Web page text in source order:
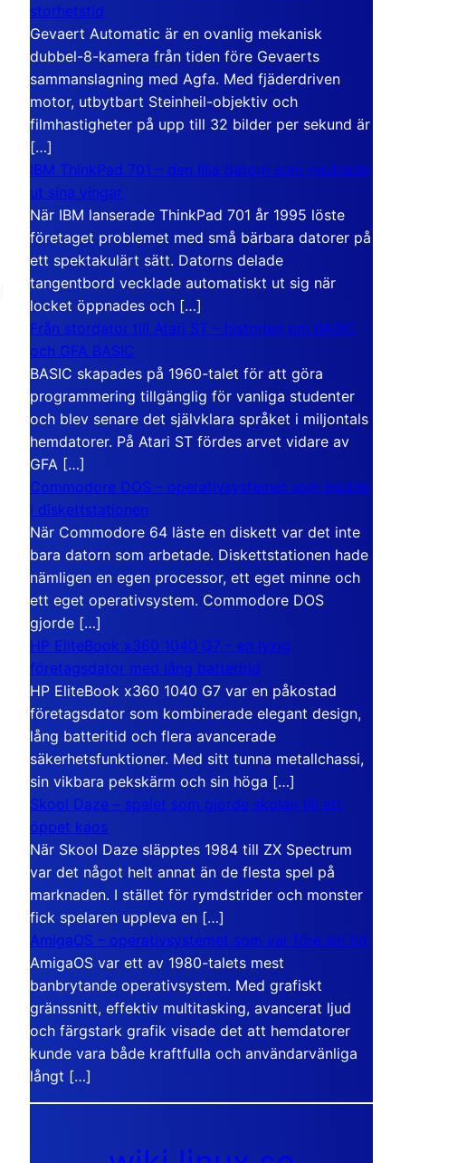
storhetstid
Gevaert Automatic är en ovanlig mekanisk
dubbel-8-kamera från tiden före Gevaerts
sammanslagning med Agfa. Med fjäderdriven
motor, utbytbart Steinheil-objektiv och
filmhastigheter på upp till 32 bilder per sekund är
[…]
IBM ThinkPad 701 – den lilla datorn som vecklade
ut sina vingar
När IBM lanserade ThinkPad 701 år 1995 löste
företaget problemet med små bärbara datorer på
ett spektakulärt sätt. Datorns delade
tangentbord vecklade automatiskt ut sig när
locket öppnades och […]
Från stordator till Atari ST – historien om BASIC
och GFA BASIC
BASIC skapades på 1960-talet för att göra
programmering tillgänglig för vanliga studenter
och blev senare det självklara språket i miljontals
hemdatorer. På Atari ST fördes arvet vidare av
GFA […]
Commodore DOS – operativsystemet som bodde
i diskettstationen
När Commodore 64 läste en diskett var det inte
bara datorn som arbetade. Diskettstationen hade
nämligen en egen processor, ett eget minne och
ett eget operativsystem. Commodore DOS
gjorde […]
HP EliteBook x360 1040 G7 – en lyxig
företagsdator med lång batteritid
HP EliteBook x360 1040 G7 var en påkostad
företagsdator som kombinerade elegant design,
lång batteritid och flera avancerade
säkerhetsfunktioner. Med sitt tunna metallchassi,
sin vikbara pekskärm och sin höga […]
Skool Daze – spelet som gjorde skolan till ett
öppet kaos
När Skool Daze släpptes 1984 till ZX Spectrum
var det något helt annat än de flesta spel på
marknaden. I stället för rymdstrider och monster
fick spelaren uppleva en […]
AmigaOS – operativsystemet som var före sin tid
AmigaOS var ett av 1980-talets mest
banbrytande operativsystem. Med grafiskt
gränssnitt, effektiv multitasking, avancerat ljud
och färgstark grafik visade det att hemdatorer
kunde vara både kraftfulla och användarvänliga
långt […]